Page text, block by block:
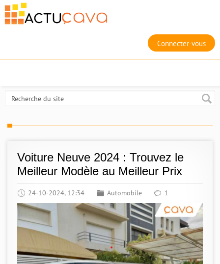
Connecter-vous
Voiture Neuve 2024 : Trouvez le
Meilleur Modèle au Meilleur Prix
24-10-2024, 12:34 Automobile 1